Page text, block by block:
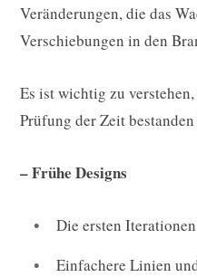
Veränderungen, die das
Verschiebungen in den
Es ist wichtig zu
Prüfung der Zeit bestanden
– Frühe Designs
Die ersten
Einfachere Linien